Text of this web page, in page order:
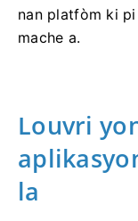
nan platfòm ki
mache a.
Louvri
la